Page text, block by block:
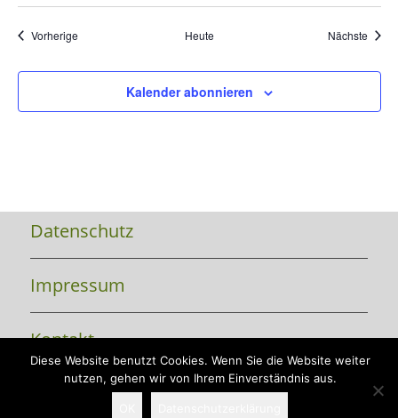
VorherigeVeranstaltungen Heute Nächste
Kalender abonnieren
Datenschutz
Impressum
Kontakt
Diese Website benutzt Cookies. Wenn Sie die Website weiter
nutzen, gehen wir von Ihrem Einverständnis aus.